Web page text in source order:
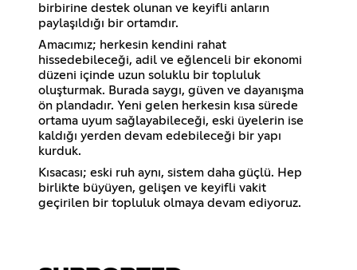
birbirine destek olunan ve keyifli anların
paylaşıldığı bir ortamdır.
Amacımız; herkesin kendini rahat
hissedebileceği, adil ve eğlenceli bir ekonomi
düzeni içinde uzun soluklu bir topluluk
oluşturmak. Burada saygı, güven ve dayanışma
ön plandadır. Yeni gelen herkesin kısa sürede
ortama uyum sağlayabileceği, eski üyelerin ise
kaldığı yerden devam edebileceği bir yapı
kurduk.
Kısacası; eski ruh aynı, sistem daha güçlü. Hep
birlikte büyüyen, gelişen ve keyifli vakit
geçirilen bir topluluk olmaya devam ediyoruz.